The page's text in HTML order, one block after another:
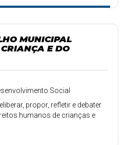
social; apreciar e aprovar
MUNICIPAL
E DO
Social
propor, refletir e debater
humanos de crianças e